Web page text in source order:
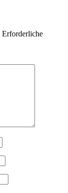
Erforderliche